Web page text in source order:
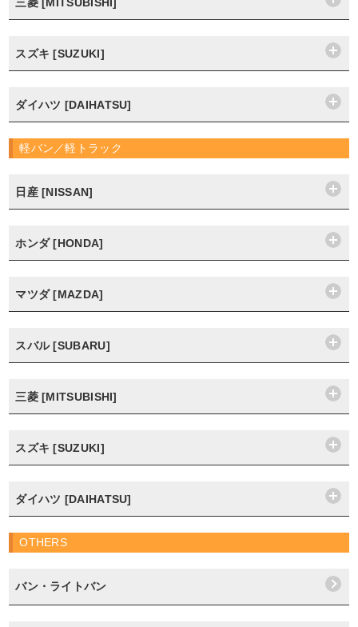
スズキ [SUZUKI]
ダイハツ [DAIHATSU]
軽バン／軽トラック
日産 [NISSAN]
ホンダ [HONDA]
マツダ [MAZDA]
スバル [SUBARU]
三菱 [MITSUBISHI]
スズキ [SUZUKI]
ダイハツ [DAIHATSU]
OTHERS
バン・ライトバン